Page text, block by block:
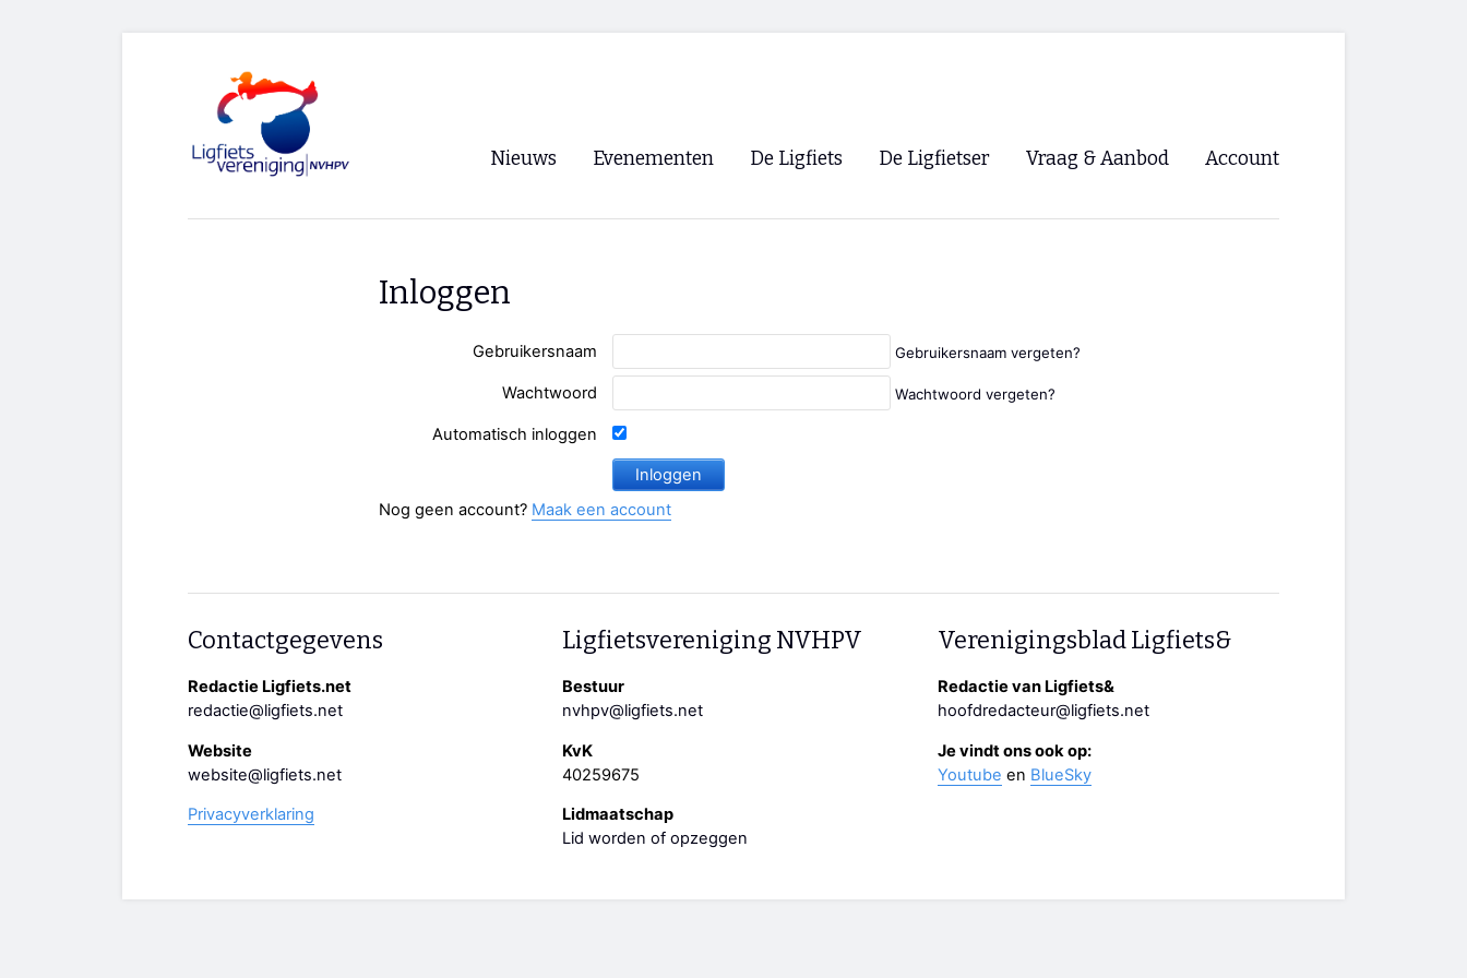
Nieuws Evenementen
Paastreffen
Oliebollentocht
De Ligfiets De Ligfietser
Lokale Fietsverenigingen
Vraag & Aanbod Account
Inloggen
Gebruikersnaam Gebruikersnaam vergeten?
Wachtwoord Wachtwoord vergeten?
Automatisch inloggen
Nog geen account? Maak een account
Contactgegevens
Redactie Ligfiets.net
redactie@ligfiets.net
Website
website@ligfiets.net
Privacyverklaring
Ligfietsvereniging NVHPV
Bestuur
nvhpv@ligfiets.net
KvK
40259675
Lidmaatschap
Lid worden of opzeggen
Verenigingsblad Ligfiets&
Redactie van Ligfiets&
hoofdredacteur@ligfiets.net
Je vindt ons ook op:
Youtube en BlueSky